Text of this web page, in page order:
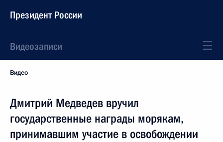
Президент России
Видеозаписи
Видео
Дмитрий Медведев вручил
государственные награды морякам,
принимавшим участие в освобождении